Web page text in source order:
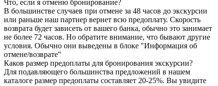
Что, если я отменю бронирование?
В большинстве случаев при отмене за 48 часов до экскурсии
или раньше наш партнер вернет всю предоплату. Скорость
возврата будет зависеть от вашего банка, обычно это занимает
не более 72 часов. Но обратите внимание, что бывают другие
условия. Обычно они выведены в блоке "Информация об
отмене/возврате"
Каков размер предоплаты для бронирования экскурсии?
Для подавляющего большинства предложений в нашем
каталоге размер предоплаты составляет 20-25%. Вы увидите